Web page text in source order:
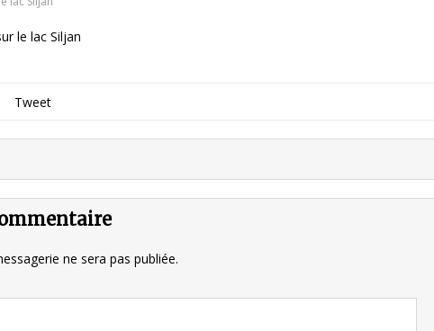
le lac Siljan
Tweet
ne sera pas publiée.